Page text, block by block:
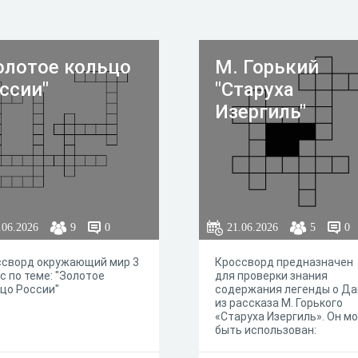
кольцо
9 0
окружающий мир 3
по теме: "Золотое
России"
М. Горький
"Старуха
Изергиль"
21.06.2026 5 0
Кроссворд предназначен
для проверки знания
содержания легенды о
из рассказа М. Горького
«Старуха Изергиль». Он
быть использован: